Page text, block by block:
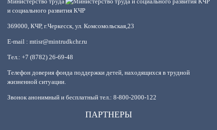
и социального развития КЧР
369000, КЧР, г.Черкесск, ул. Комсомольская,23
E-mail : mtisr@mintrudkchr.ru
Тел.: +7 (8782) 26-69-48
Телефон доверия фонда поддержки детей, находящихся в трудной
жизненной ситуации.
Звонок анонимный и бесплатный тел.: 8-800-2000-122
ПАРТНЕРЫ